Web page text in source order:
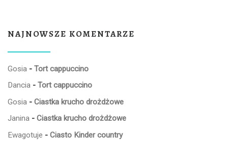
NAJNOWSZE KOMENTARZE
Gosia - Tort cappuccino
Dancia - Tort cappuccino
Gosia - Ciastka krucho drożdżowe
Janina - Ciastka krucho drożdżowe
Ewagotuje - Ciasto Kinder country